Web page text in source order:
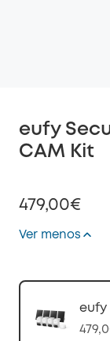
eufy
CAM Kit
479,00€
Ver menos
eufy